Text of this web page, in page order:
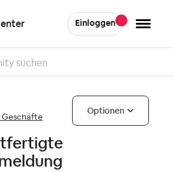
Einloggen
Geschäfte
Optionen